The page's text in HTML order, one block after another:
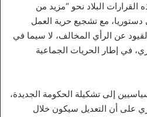
البلاد نحو “مزيد من
دستوريا، مع تشجيع حرية العمل
عن الرأي المخالف، لا سيما في
في إطار الحريات الجماعية
إلى تشكيلة الحكومة الجديدة،
على أن التعديل سيكون خلال